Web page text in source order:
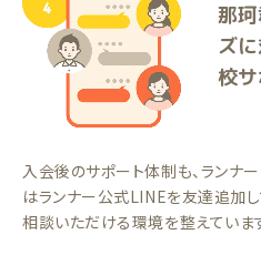
那
ズ
校
入会後のサポート体制も、ランナ
はランナー公式LINEを友達追加
相談いただける環境を整えていま